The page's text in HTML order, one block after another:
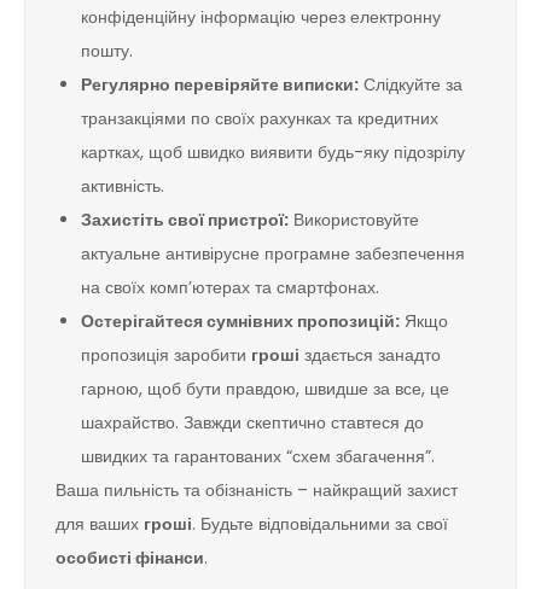
конфіденційну інформацію через електронну
пошту.
Регулярно перевіряйте виписки: Слідкуйте за
транзакціями по своїх рахунках та кредитних
картках, щоб швидко виявити будь-яку підозрілу
активність.
Захистіть свої пристрої: Використовуйте
актуальне антивірусне програмне забезпечення
на своїх комп’ютерах та смартфонах.
Остерігайтеся сумнівних пропозицій: Якщо
пропозиція заробити гроші здається занадто
гарною, щоб бути правдою, швидше за все, це
шахрайство. Завжди скептично ставтеся до
швидких та гарантованих “схем збагачення”.
Ваша пильність та обізнаність – найкращий захист
для ваших гроші. Будьте відповідальними за свої
особисті фінанси.